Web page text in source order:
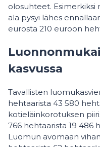
olosuhteet.
ala pysyi lähes
eurosta 210 euroon
kasvussa
Tavallisten
hehtaarista 43 580
kotieläinkorotuksen
766 hehtaarista 19 486
Luomun avomaan